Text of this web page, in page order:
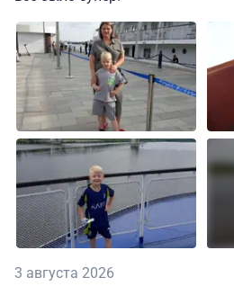
3 августа 2026